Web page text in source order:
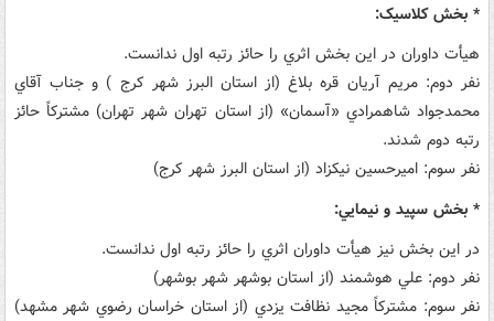
* بخش کلاسيک:
هيأت داوران در اين بخش اثري را حائز رتبه اول ندانست.
نفر دوم: مريم آريان قره بلاغ (از استان البرز شهر کرج ) و جناب آقاي
محمدجواد شاهمرادي «آسمان» (از استان تهران شهر تهران) مشترکاً حائز
رتبه دوم شدند.
نفر سوم: اميرحسين نيکزاد (از استان البرز شهر کرج)
* بخش سپيد و نيمايي:
در اين بخش نيز هيأت داوران اثري را حائز رتبه اول ندانست.
نفر دوم: علي هوشمند (از استان بوشهر شهر بوشهر)
نفر سوم: مشترکاً مجيد نظافت يزدي (از استان خراسان رضوي شهر مشهد)